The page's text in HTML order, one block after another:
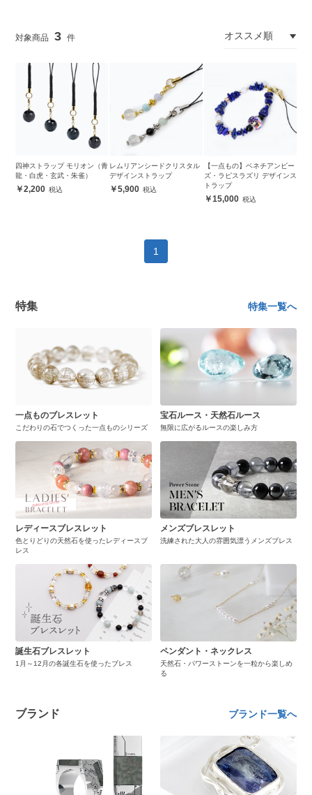
3
四神ストラップ モリオン（青
龍・白虎・玄武・朱雀）
2,200
レムリアンシードクリスタル
デザインストラップ
5,900
【一点もの】ベネチアンビー
ズ・ラピスラズリ デザインス
トラップ
15,000
1
特集 特集一覧へ
一点ものブレスレット
こだわりの石でつくった一点ものシリーズ
宝石ルース・天然石ルース
無限に広がるルースの楽しみ方
レディースブレスレット
色とりどりの天然石を使ったレディースブ
レス
メンズブレスレット
洗練された大人の雰囲気漂うメンズブレス
誕生石ブレスレット
1月～12月の各誕生石を使ったブレス
ペンダント・ネックレス
天然石・パワーストーンを一粒から楽しめ
る
ブランド ブランド一覧へ